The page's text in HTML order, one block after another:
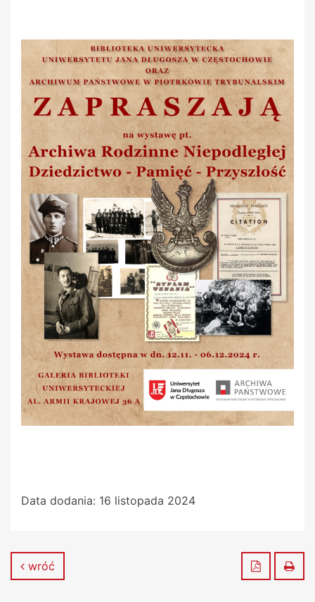
Data dodania: 16 listopada 2024
wróć Zapisz do